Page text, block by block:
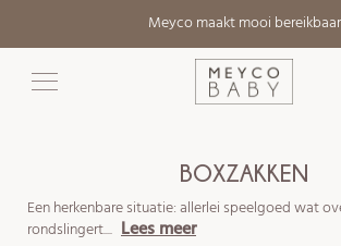
content
Meyco maakt mooi bereikbaar
BOXZAKKEN
Een herkenbare situatie: allerlei speelgoed wat
rondslingert.... Lees meer